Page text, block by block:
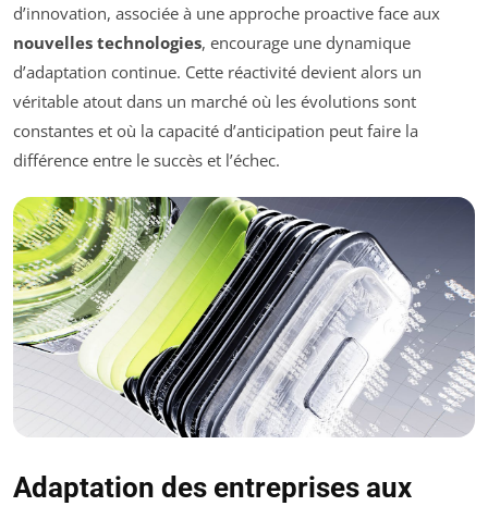
d’innovation, associée à une approche proactive face aux
nouvelles technologies, encourage une dynamique
d’adaptation continue. Cette réactivité devient alors un
véritable atout dans un marché où les évolutions sont
constantes et où la capacité d’anticipation peut faire la
différence entre le succès et l’échec.
Adaptation des entreprises aux